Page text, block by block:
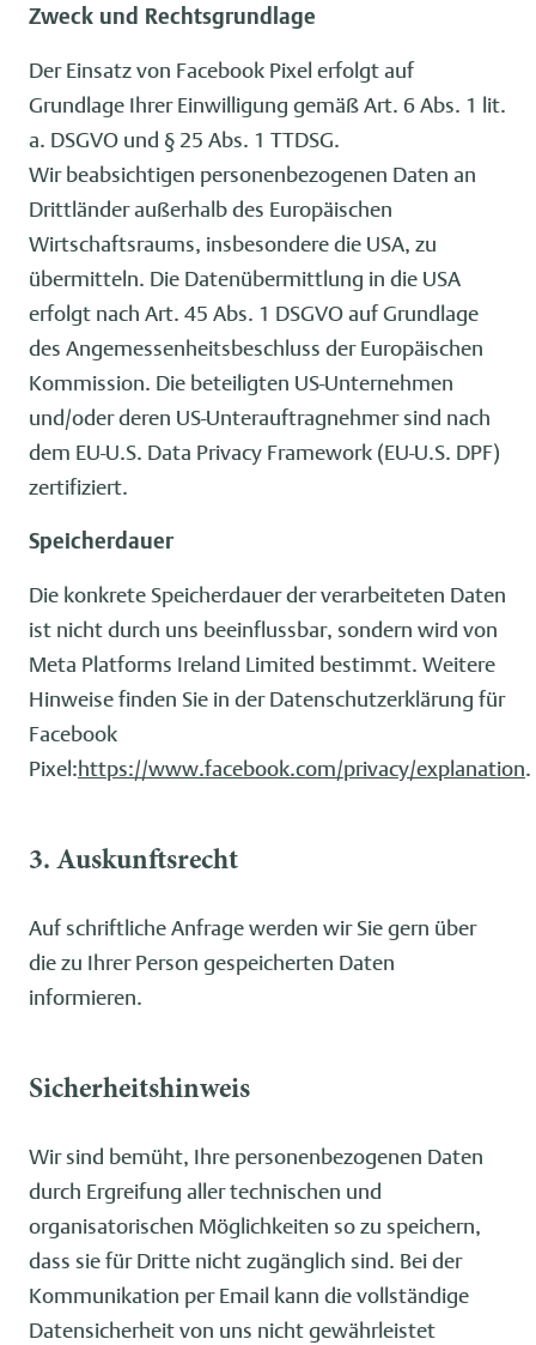
Zweck und Rechtsgrundlage
Der Einsatz von Facebook Pixel erfolgt auf
Grundlage Ihrer Einwilligung gemäß Art. 6 Abs. 1 lit.
a. DSGVO und § 25 Abs. 1 TTDSG.
Wir beabsichtigen personenbezogenen Daten an
Drittländer außerhalb des Europäischen
Wirtschaftsraums, insbesondere die USA, zu
übermitteln. Die Datenübermittlung in die USA
erfolgt nach Art. 45 Abs. 1 DSGVO auf Grundlage
des Angemessenheitsbeschluss der Europäischen
Kommission. Die beteiligten US-Unternehmen
und/oder deren US-Unterauftragnehmer sind nach
dem EU-U.S. Data Privacy Framework (EU-U.S. DPF)
zertifiziert.
Speicherdauer
Die konkrete Speicherdauer der verarbeiteten Daten
ist nicht durch uns beeinflussbar, sondern wird von
Meta Platforms Ireland Limited bestimmt. Weitere
Hinweise finden Sie in der Datenschutzerklärung für
Facebook
Pixel:https://www.facebook.com/privacy/explanation.
3. Auskunftsrecht
Auf schriftliche Anfrage werden wir Sie gern über
die zu Ihrer Person gespeicherten Daten
informieren.
Sicherheitshinweis
Wir sind bemüht, Ihre personenbezogenen Daten
durch Ergreifung aller technischen und
organisatorischen Möglichkeiten so zu speichern,
dass sie für Dritte nicht zugänglich sind. Bei der
Kommunikation per Email kann die vollständige
Datensicherheit von uns nicht gewährleistet